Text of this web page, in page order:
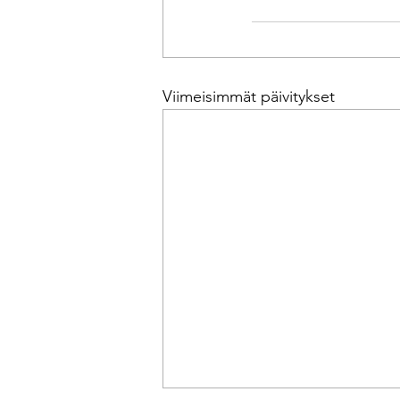
Viimeisimmät päivitykset